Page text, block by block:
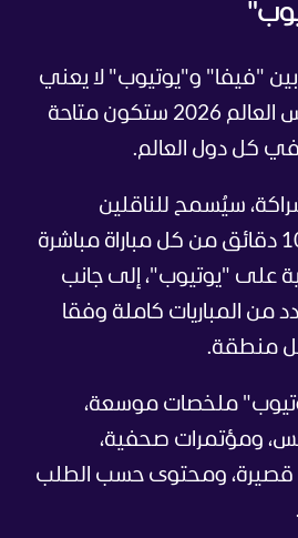
بين "فيفا" و"يوتيوب" لا يعني
أن جميع مباريات كأس العالم 2026 ستكون متاحة
كل دول العالم.
سيُسمح للناقلين
الرسميين ببث أول 10 دقائق من كل مباراة مباشرة
على "يوتيوب"، إلى جانب
من المباريات كاملة وفقا
منطقة.
ملخصات موسعة،
ومؤتمرات صحفية،
قصيرة، ومحتوى حسب الطلب